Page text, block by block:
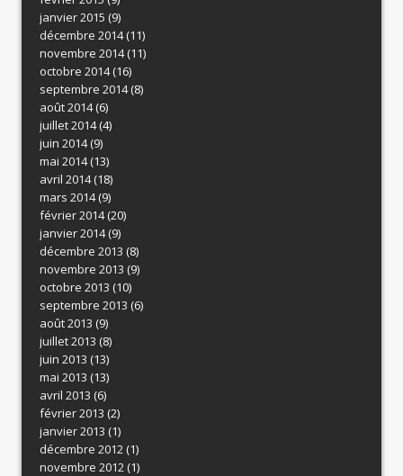
janvier 2015 (9)
décembre 2014(11)
novembre 2014(11)
octobre 2014(16)
septembre 2014(8)
août 2014(6)
juillet 2014(4)
juin 2014(9)
mai 2014(13)
avril 2014(18)
mars 2014(9)
février 2014(20)
janvier 2014(9)
décembre 2013 (8)
novembre 2013 (9)
octobre 2013 (10)
septembre 2013 (6)
août 2013 (9)
juillet 2013 (8)
juin 2013 (13)
mai 2013 (13)
avril 2013 (6)
février 2013 (2)
janvier 2013 (1)
décembre 2012(1)
novembre 2012(1)